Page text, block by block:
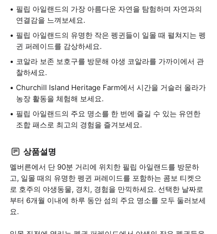
필립 아일랜드의 가장 아름다운 자연을 탐험하며 자연과의
연결감을 느껴보세요.
필립 아일랜드의 유명한 작은 펭귄들이 일몰 때 펼쳐지는 펭
귄 퍼레이드를 감상하세요.
코알라 보존 보호구를 방문해 야생 코알라를 가까이에서 관
찰하세요.
Churchill Island Heritage Farm에서 시간을 거슬러 올라가
농장 활동을 체험해 보세요.
필립 아일랜드의 주요 명소를 한 번에 즐길 수 있는 유연한
조합 패스로 최고의 경험을 즐겨보세요.
상품설명
멜버른에서 단 90분 거리에 위치한 필립 아일랜드를 방문하
고, 일몰 때의 유명한 펭귄 퍼레이드를 포함하는 콤보 티켓으
로 호주의 야생동물, 경치, 경험을 만끽하세요. 선택한 날짜로
부터 6개월 이내에 하루 동안 섬의 주요 명소를 모두 둘러보세
요.